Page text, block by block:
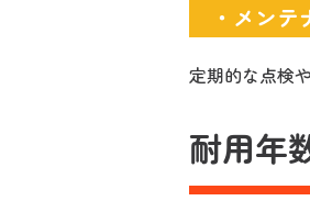
・メン
定期的な点検
耐用年